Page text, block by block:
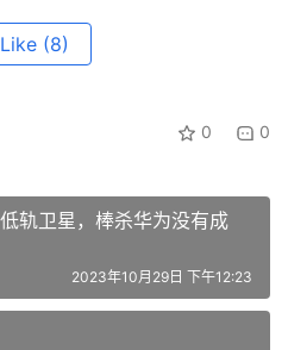
(8)
0 0
轨卫星，棒杀华为没有成
2023年10月29日 下午12:23